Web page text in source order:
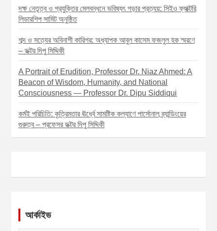
দক্ষ নেতৃত্ব ও প্রযুক্তির মেলবন্ধনে ভবিষ্যৎ গড়ার প্রত্যয়: সিইও ফ্যাক্টরি
লিডারশিপ সামিট অনুষ্ঠিত
শব্দ ও সত্যের অবিনাশী কারিগর: অধ্যাপক আবুল কাসেম ফজলুল হক স্মরণে
– ডক্টর দিপু সিদ্দিকী
A Portrait of Erudition, Professor Dr. Niaz Ahmed: A
Beacon of Wisdom, Humanity, and National
Consciousness — Professor Dr. Dipu Siddiqui
কর্মই পরিচিতি: কৃত্রিমতার ঊর্ধ্বে সামষ্টিক কল্যাণে পার্সোনাল ব্র্যান্ডিংয়ের
গুরুত্ব – প্রফেসর ডক্টর দিপু সিদ্দিকী
আর্কাইভ